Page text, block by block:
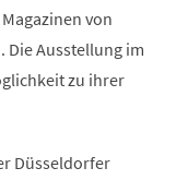
von
Die Ausstellung im
zu ihrer
Düsseldorfer